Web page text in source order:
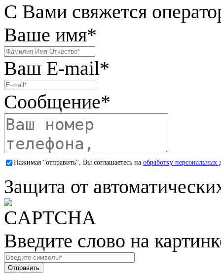
С Вами свяжется
Ваше имя*
Ваш E-mail*
Сообщение*
Нажимая "отправить", Вы соглашаетесь на обработку персональных
Защита от
Введите слово на